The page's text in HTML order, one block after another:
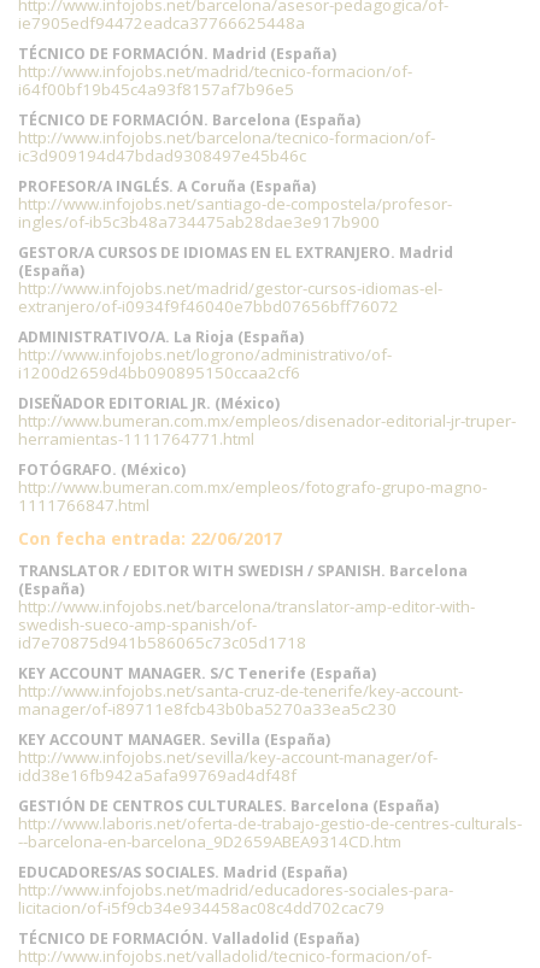
http://www.infojobs.net/barcelona/asesor-pedagogica/of-
ie7905edf94472eadca37766625448a
TÉCNICO DE FORMACIÓN. Madrid (España)
http://www.infojobs.net/madrid/tecnico-formacion/of-
i64f00bf19b45c4a93f8157af7b96e5
TÉCNICO DE FORMACIÓN. Barcelona (España)
http://www.infojobs.net/barcelona/tecnico-formacion/of-
ic3d909194d47bdad9308497e45b46c
PROFESOR/A INGLÉS. A Coruña (España)
http://www.infojobs.net/santiago-de-compostela/profesor-
ingles/of-ib5c3b48a734475ab28dae3e917b900
GESTOR/A CURSOS DE IDIOMAS EN EL EXTRANJERO. Madrid
(España)
http://www.infojobs.net/madrid/gestor-cursos-idiomas-el-
extranjero/of-i0934f9f46040e7bbd07656bff76072
ADMINISTRATIVO/A. La Rioja (España)
http://www.infojobs.net/logrono/administrativo/of-
i1200d2659d4bb090895150ccaa2cf6
DISEÑADOR EDITORIAL JR. (México)
http://www.bumeran.com.mx/empleos/disenador-editorial-jr-truper-
herramientas-1111764771.html
FOTÓGRAFO. (México)
http://www.bumeran.com.mx/empleos/fotografo-grupo-magno-
1111766847.html
Con fecha entrada: 22/06/2017
TRANSLATOR / EDITOR WITH SWEDISH / SPANISH. Barcelona
(España)
http://www.infojobs.net/barcelona/translator-amp-editor-with-
swedish-sueco-amp-spanish/of-
id7e70875d941b586065c73c05d1718
KEY ACCOUNT MANAGER. S/C Tenerife (España)
http://www.infojobs.net/santa-cruz-de-tenerife/key-account-
manager/of-i89711e8fcb43b0ba5270a33ea5c230
KEY ACCOUNT MANAGER. Sevilla (España)
http://www.infojobs.net/sevilla/key-account-manager/of-
idd38e16fb942a5afa99769ad4df48f
GESTIÓN DE CENTROS CULTURALES. Barcelona (España)
http://www.laboris.net/oferta-de-trabajo-gestio-de-centres-culturals-
--barcelona-en-barcelona_9D2659ABEA9314CD.htm
EDUCADORES/AS SOCIALES. Madrid (España)
http://www.infojobs.net/madrid/educadores-sociales-para-
licitacion/of-i5f9cb34e934458ac08c4dd702cac79
TÉCNICO DE FORMACIÓN. Valladolid (España)
http://www.infojobs.net/valladolid/tecnico-formacion/of-